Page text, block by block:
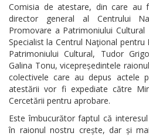
Comisia de atestare, din care au
director general al Centrului
Promovare a Patrimoniului
Specialist la Centrul Naţional
Patrimoniului Cultural, Tudor
Galina Tonu, vicepreședintele
colectivele care au depus actele
atestării vor fi expediate către
Cercetării pentru aprobare.
Este îmbucurător faptul că
în raionul nostru crește, dar și